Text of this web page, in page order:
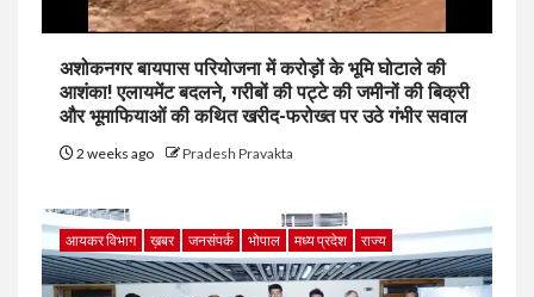
अशोकनगर बायपास परियोजना में करोड़ों के भूमि घोटाले की
आशंका! एलायमेंट बदलने, गरीबों की पट्टे की जमीनों की बिक्री
और भूमाफियाओं की कथित खरीद-फरोख्त पर उठे गंभीर सवाल
2 weeks ago Pradesh Pravakta
आयकर विभाग ख़बर जनसंपर्क भोपाल मध्य प्रदेश राज्य